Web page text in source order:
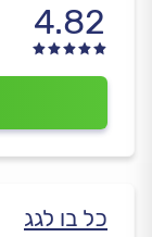
4.82
כל בו לגג